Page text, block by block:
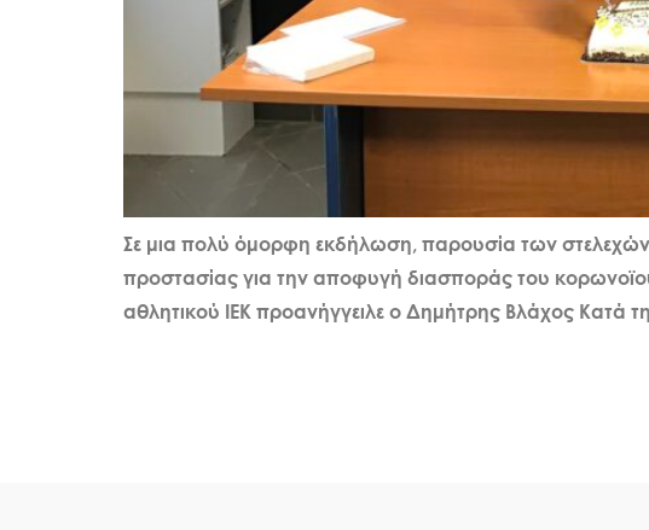
Σε μια πολύ όμορφη εκδήλωση, παρουσία των
προστασίας για την αποφυγή διασποράς του
αθλητικού ΙΕΚ προανήγγειλε ο Δημήτρης Βλάχος Κατά